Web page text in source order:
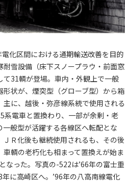
化区間における通期輸送改善を目的
雪設備（床下スノープラウ・前面窓
て31輌が登場。車内・外観上で一般
状が、煙突型（グローブ型）から箱
に、越後・弥彦線系統で使用される
系電車と置換わり、一部が余剰・老
般型が活躍する各線区へ転配とな
Ｒ化後も継続使用されるも、その後
輌の老朽化も相まって置換えが始ま
なった。写真の-522は’66年の富士重
に高崎区へ。’96年の八高南線電化